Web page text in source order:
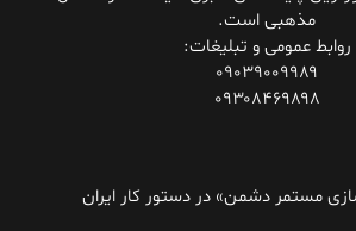
مذهبی است.
روابط عمومی و تبلیغات:
۰۹۰۳۹۰۰۹۹۸۹
۰۹۳۰۸۴۶۹۸۹۸
مستمر دشمن» در دستور کار ایران